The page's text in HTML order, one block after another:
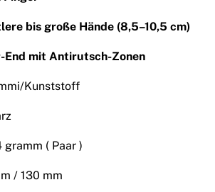
bis große Hände (8,5–10,5 cm)
End mit Antirutsch-Zonen
Kunststoff
gramm ( Paar )
/ 130 mm